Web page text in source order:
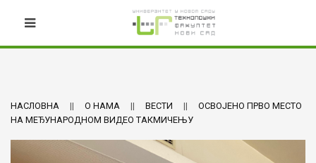
НАСЛОВНА О НАМА ВЕСТИ
ОСВОЈЕНО ПРВО МЕСТО
НА МЕЂУНАРОДНОМ ВИДЕО ТАКМИЧЕЊУ